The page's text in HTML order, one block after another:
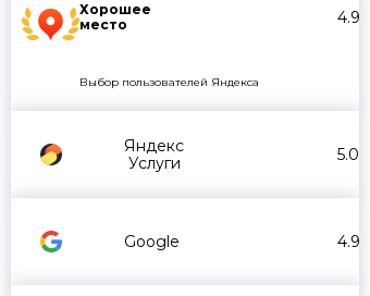
Хорошее
место
4.9
Выбор пользователей Яндекса
Яндекс
Услуги
5.0
Google 4.9